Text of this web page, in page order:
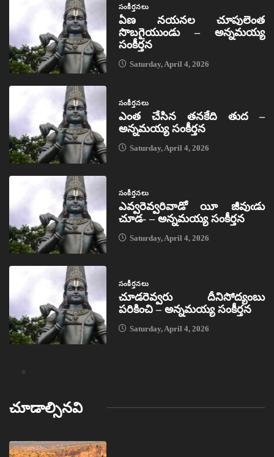
సంకీర్తనలు
ఏణ నయనల చూపులెంత
సొబగైయుండు – అన్నమయ్య
సంకీర్తన
Saturday, April 4, 2026
సంకీర్తనలు
ఎంత చేసిన తనకేది తుద –
అన్నమయ్య సంకీర్తన
Saturday, April 4, 2026
సంకీర్తనలు
ఎవ్వరెవ్వరివాడో యీ జీవుఁడు
చూడ- – అన్నమయ్య సంకీర్తన
Saturday, April 4, 2026
సంకీర్తనలు
చూడరెవ్వరు దీనిసోద్యంబు
పరికించి – అన్నమయ్య సంకీర్తన
Saturday, April 4, 2026
చూడాల్సినవి